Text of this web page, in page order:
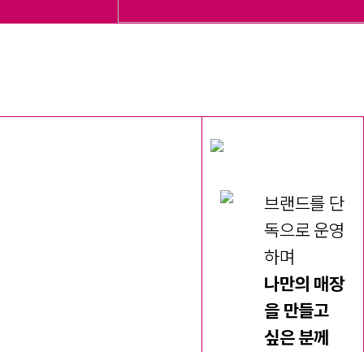
브랜드를 단
독으로 운영
하며
나만의 매장
을 만들고
싶은 분께